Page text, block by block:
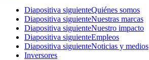
Diapositiva siguienteQuiénes somos
Diapositiva siguienteNuestras marcas
Diapositiva siguienteNuestro impacto
Diapositiva siguienteEmpleos
Diapositiva siguienteNoticias y medios
Inversores